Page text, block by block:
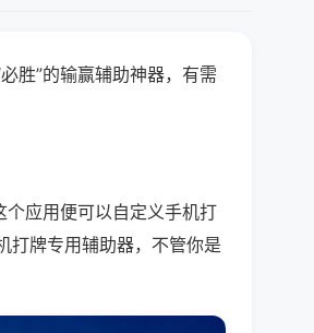
胜”的输赢辅助神器，有需
个应用便可以自定义手机打
打牌专用辅助器，不管你是